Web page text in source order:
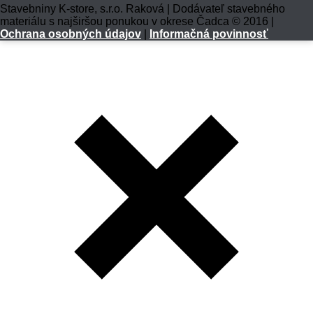
Stavebniny K-store, s.r.o. Raková | Dodávateľ stavebného
materiálu s najširšou ponukou v okrese Čadca © 2016 |
Ochrana osobných údajov
Informačná povinnosť